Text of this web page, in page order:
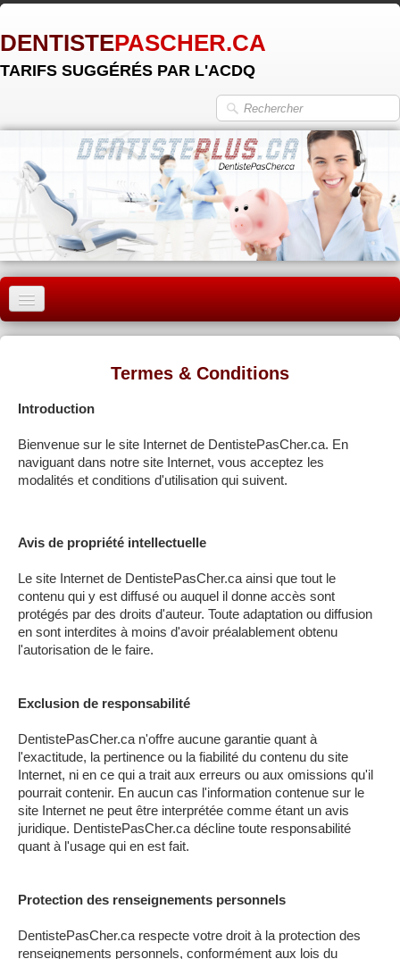
DENTISTEPASCHER.CA
TARIFS SUGGÉRÉS PAR L'ACDQ
ACCUEIL
RÉGIONS
Termes & Conditions
Introduction
Bienvenue sur le site Internet de DentistePasCher.ca. En
naviguant dans notre site Internet, vous acceptez les
modalités et conditions d'utilisation qui suivent.
Avis de propriété intellectuelle
Le site Internet de DentistePasCher.ca ainsi que tout le
contenu qui y est diffusé ou auquel il donne accès sont
protégés par des droits d'auteur. Toute adaptation ou diffusion
en sont interdites à moins d'avoir préalablement obtenu
l'autorisation de le faire.
Exclusion de responsabilité
DentistePasCher.ca n'offre aucune garantie quant à
l'exactitude, la pertinence ou la fiabilité du contenu du site
Internet, ni en ce qui a trait aux erreurs ou aux omissions qu'il
pourrait contenir. En aucun cas l'information contenue sur le
site Internet ne peut être interprétée comme étant un avis
juridique. DentistePasCher.ca décline toute responsabilité
quant à l'usage qui en est fait.
Protection des renseignements personnels
DentistePasCher.ca respecte votre droit à la protection des
renseignements personnels, conformément aux lois du